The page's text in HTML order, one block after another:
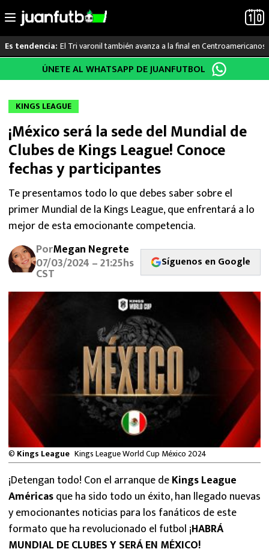
al
Es tendencia: El Tri varonil también avanza a la final en Centroamericanos
LO ÚLTIMO
LIGA MX
RAYADOS
PUMAS
ATLANTE
SELECCIÓN MEXICANA
FUTBOL INTERNACIONAL
MEXICANOS EN EL EXTRANJERO
FUTBOL ESTUFA
FÓRMULA 1
BOXEO
LIGA MX
ÚNETE AL WHATSAPP DE JUANFUTBOL
KINGS LEAGUE
¡México será la sede del Mundial de
Clubes de Kings League! Conoce
fechas y participantes
Te presentamos todo lo que debes saber sobre el
primer Mundial de la Kings League, que enfrentará a lo
mejor de esta emocionante competencia.
PorMegan Negrete
07/03/2024 – 21:25hs
CST
Síguenos en Google
© Kings League Kings League World Cup México 2024
¡Detengan todo! Con el arranque deKings League
Américasque ha sido todo un éxito, han llegado nuevas
y emocionantes noticias para los fanáticos de este
formato que ha revolucionado el futbol ¡HABRÁ
MUNDIAL DE CLUBES Y SERÁ EN MÉXICO!